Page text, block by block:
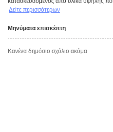
Δείτε περισσότερων
Μηνύματα επισκέπτη
Κανένα δημόσιο σχόλιο ακόμα